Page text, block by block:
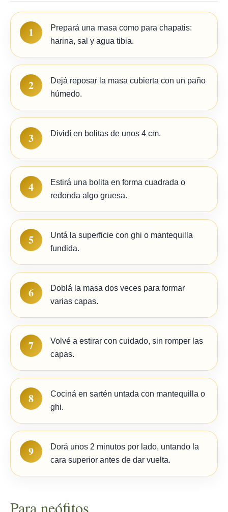
1
Prepará una masa como para chapatis:
harina, sal y agua tibia.
2
Dejá reposar la masa cubierta con un paño
húmedo.
3 Dividí en bolitas de unos 4 cm.
4
Estirá una bolita en forma cuadrada o
redonda algo gruesa.
5
Untá la superficie con ghi o mantequilla
fundida.
6
Doblá la masa dos veces para formar
varias capas.
7
Volvé a estirar con cuidado, sin romper las
capas.
8
Cociná en sartén untada con mantequilla o
ghi.
9
Dorá unos 2 minutos por lado, untando la
cara superior antes de dar vuelta.
Para neófitos